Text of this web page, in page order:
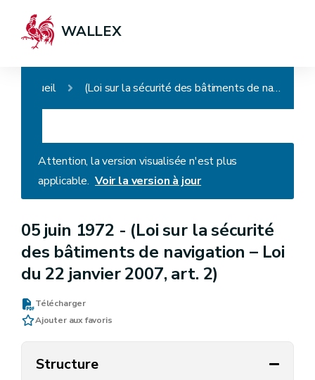
WALLEX
Accueil (Loi sur la sécurité des bâtiments de navigation – Loi du 22 janvier 2007, art. 2)
Attention, la version visualisée n'est plus
applicable. Voir la version à jour
05 juin 1972 - (Loi sur la sécurité
des bâtiments de navigation – Loi
du 22 janvier 2007, art. 2)
Télécharger
Ajouter aux favoris
Structure